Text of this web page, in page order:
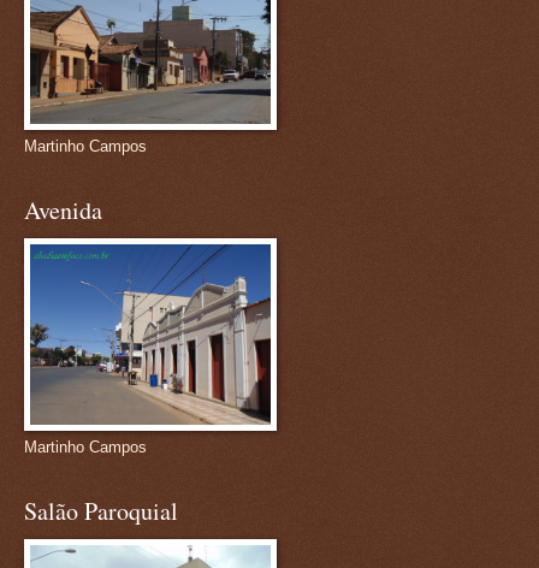
Martinho Campos
Avenida
Martinho Campos
Salão Paroquial